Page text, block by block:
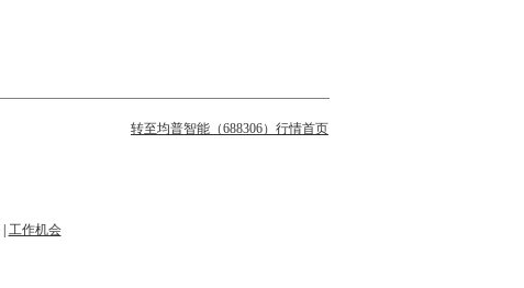
转至均普智能（688306）行情首页
工作机会